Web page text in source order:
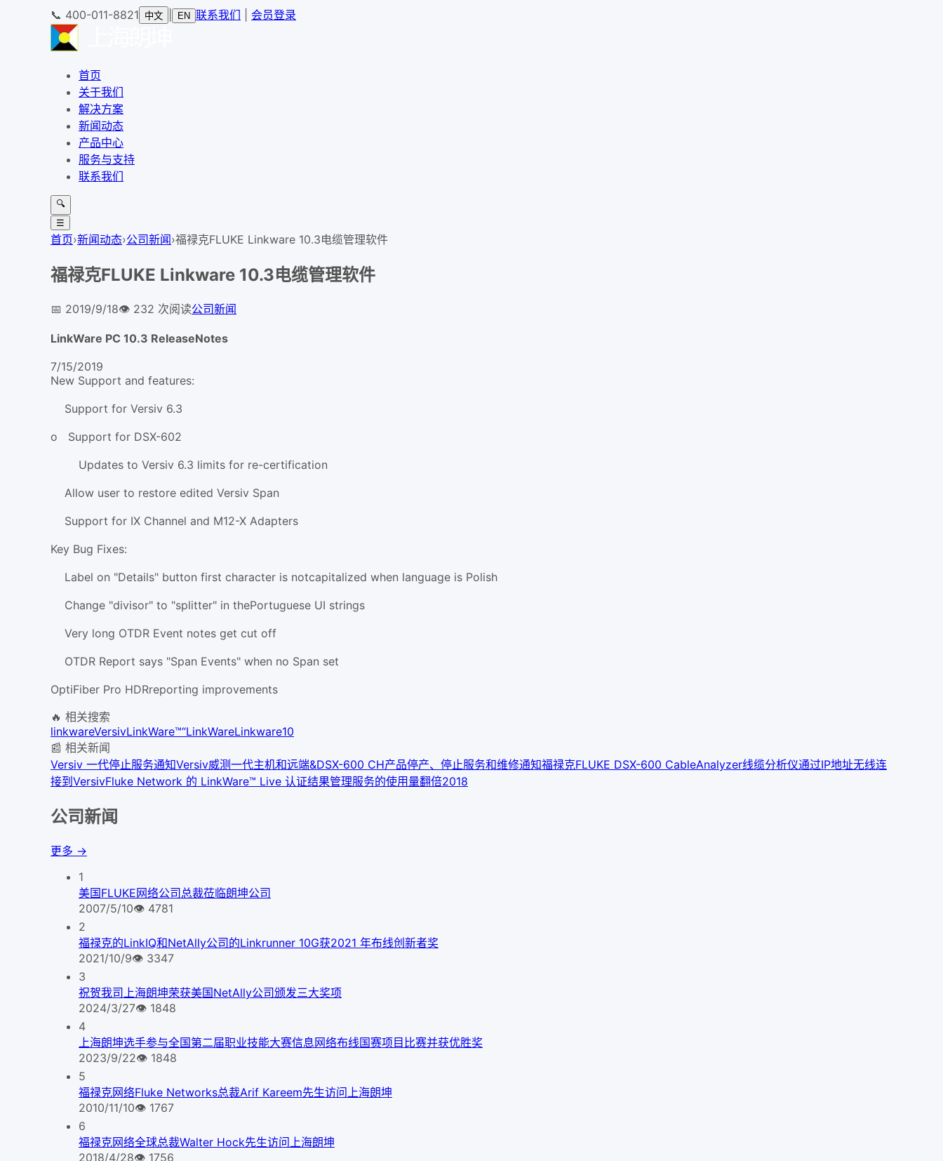
📞 400-011-8821 中文 EN 联系我们 会员登录
首页
关于我们
解决方案
新闻动态
产品中心
服务与支持
联系我们
🔍
☰
首页›新闻动态›公司新闻›福禄克FLUKE Linkware 10.3电缆管理软件
福禄克FLUKE Linkware 10.3电缆管理软件
📅 2019/9/18👁️ 232 次阅读公司新闻
LinkWare PC 10.3 ReleaseNotes
7/15/2019
New Support and features:
Support for Versiv 6.3
o Support for DSX-602
Updates to Versiv 6.3 limits for re-certification
Allow user to restore edited Versiv Span
Support for IX Channel and M12-X Adapters
Key Bug Fixes:
Label on "Details" button first character is notcapitalized when language is Polish
Change "divisor" to "splitter" in thePortuguese UI strings
Very long OTDR Event notes get cut off
OTDR Report says "Span Events" when no Span set
OptiFiber Pro HDRreporting improvements
🔥 相关搜索
linkwareVersivLinkWare™“LinkWareLinkware10
📰 相关新闻
Versiv 一代停止服务通知Versiv威测一代主机和远端&DSX-600 CH产品停产、停止服务和维修通知福禄克FLUKE DSX-600 CableAnalyzer线缆分析仪通过IP地址无线连
接到VersivFluke Network 的 LinkWare™ Live 认证结果管理服务的使用量翻倍2018
公司新闻
更多 →
1
美国FLUKE网络公司总裁莅临朗坤公司
2007/5/10👁 4781
2
福禄克的LinkIQ和NetAlly公司的Linkrunner 10G获2021 年布线创新者奖
2021/10/9👁 3347
3
祝贺我司上海朗坤荣获美国NetAlly公司颁发三大奖项
2024/3/27👁 1848
4
上海朗坤选手参与全国第二届职业技能大赛信息网络布线国赛项目比赛并获优胜奖
2023/9/22👁 1848
5
福禄克网络Fluke Networks总裁Arif Kareem先生访问上海朗坤
2010/11/10👁 1767
6
福禄克网络全球总裁Walter Hock先生访问上海朗坤
2018/4/28👁 1756